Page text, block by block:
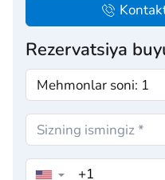
Rezervatsiya
▼